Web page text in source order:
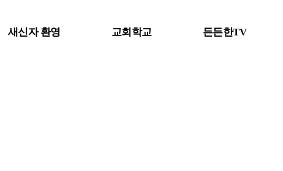
새신자 환영 교회학교 든든한TV